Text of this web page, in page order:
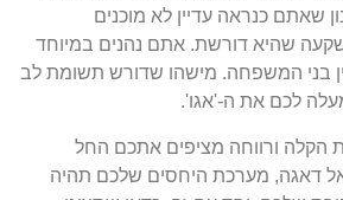
שאתם כנראה עדיין לא מוכנים
שהיא דורשת. אתם נהנים במיוחד
בני המשפחה. מישהו שדורש תשומת לב
לכם את ה-'אגו'.
הקלה ורווחה מציפים אתכם החל
דאגה, מערכת היחסים שלכם תהיה